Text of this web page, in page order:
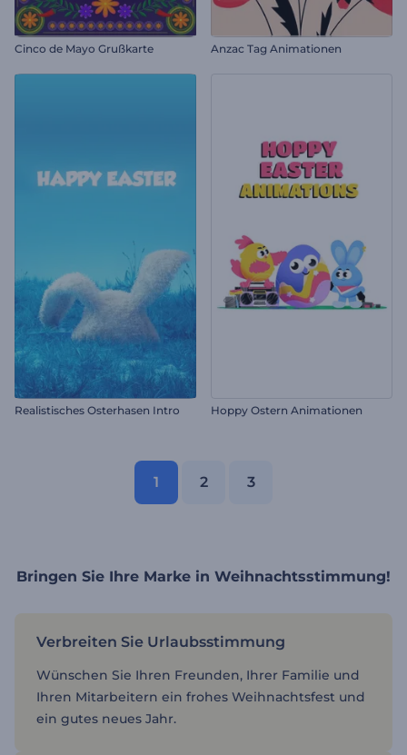
Cinco de Mayo Grußkarte Anzac Tag Animationen
Realistisches Osterhasen Intro Hoppy Ostern Animationen
1 2 3
Bringen Sie Ihre Marke in Weihnachtsstimmung!
Verbreiten Sie Urlaubsstimmung
Wünschen Sie Ihren Freunden, Ihrer Familie und
Ihren Mitarbeitern ein frohes Weihnachtsfest und
ein gutes neues Jahr.